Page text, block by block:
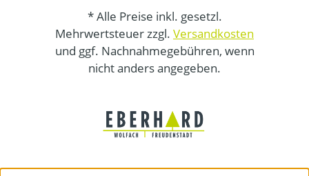
* Alle Preise inkl. gesetzl.
Mehrwertsteuer zzgl. Versandkosten
und ggf. Nachnahmegebühren, wenn
nicht anders angegeben.